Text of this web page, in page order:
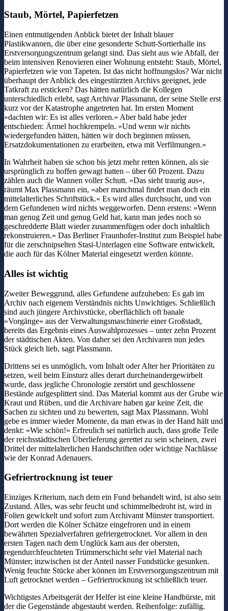
Staub, Mörtel, Papierfetzen
Einen entmutigenden Anblick bietet der Inhalt blauer
Plastikwannen, die über eine gesonderte Schutt-Sortierhalle ins
Erstversorgungszentrum gelangt sind. Das sieht aus wie Abfall, der
beim intensiven Renovieren einer Wohnung entsteht: Staub, Mörtel,
Papierfetzen wie von Tapeten. Ist das nicht hoffnungslos? War nicht
überhaupt der Anblick des eingestürzten Archivs geeignet, jede
Tatkraft zu ersticken? Das hätten natürlich die Kollegen
unterschiedlich erlebt, sagt Archivar Plassmann, der seine Stelle erst
kurz vor der Katastrophe angetreten hat. Im ersten Moment
»dachten wir: Es ist alles verloren.« Aber bald habe jeder
entschieden: Ärmel hochkrempeln. »Und wenn wir nichts
wiedergefunden hätten, hätten wir doch beginnen müssen,
Ersatzdokumentationen zu erarbeiten, etwa mit Verfilmungen.«
In Wahrheit haben sie schon bis jetzt mehr retten können, als sie
ursprünglich zu hoffen gewagt hatten – über 60 Prozent. Dazu
zählen auch die Wannen voller Schutt. »Das sieht traurig aus«,
räumt Max Plassmann ein, »aber manchmal findet man doch ein
mittelalterliches Schriftstück.« Es wird alles durchsucht, und von
dem Gefundenen wird nichts weggeworfen. Denn erstens: »Wenn
man genug Zeit und genug Geld hat, kann man jedes noch so
geschredderte Blatt wieder zusammenfügen oder doch inhaltlich
rekonstruieren.« Das Berliner Fraunhofer-Institut zum Beispiel habe
für die zerschnipselten Stasi-Unterlagen eine Software entwickelt,
die auch für das Kölner Material eingesetzt werden könnte.
Alles ist wichtig
Zweiter Beweggrund, alles Gefundene aufzuheben: Es gab im
Archiv nach eigenem Verständnis nichts Unwichtiges. Schließlich
sind auch jüngere Archivstücke, oberflächlich oft banale
»Vorgänge« aus der Verwaltungsmaschinerie einer Großstadt,
bereits das Ergebnis eines Auswahlprozesses – unter zehn Prozent
der städtischen Akten. Von daher sei den Archivaren nun jedes
Stück gleich lieb, sagt Plassmann.
Drittens sei es unmöglich, vom Inhalt oder Alter her Prioritäten zu
setzen, weil beim Einsturz alles derart durcheinandergewirbelt
wurde, dass jegliche Chronologie zerstört und geschlossene
Bestände aufgesplittert sind. Das Material kommt aus der Grube wie
Kraut und Rüben, und die Archivare haben gar keine Zeit, die
Sachen zu sichten und zu bewerten, sagt Max Plassmann. Wohl
gebe es immer wieder Momente, da man etwas in der Hand hält und
denkt: »Wie schön!« Erfreulich sei natürlich auch, dass große Teile
der reichsstädtischen Überlieferung gerettet zu sein scheinen, zwei
Drittel der mittelalterlichen Handschriften oder wichtige Nachlässe
wie der Konrad Adenauers.
Gefriertrocknung ist teuer
Einziges Kriterium, nach dem ein Fund behandelt wird, ist also sein
Zustand. Alles, was sehr feucht und schimmelbedroht ist, wird in
Folien gewickelt und sofort zum Archivamt Münster transportiert.
Dort werden die Kölner Schätze eingefroren und in einem
bewährten Spezialverfahren gefriergetrocknet. Vor allem in den
ersten Tagen nach dem Unglück kam aus der obersten,
regendurchfeuchteten Trümmerschicht sehr viel Material nach
Münster; inzwischen ist der Anteil nasser Fundstücke gesunken.
Wenig feuchte Stücke aber können im Erstversorgungszentrum mit
Luft getrocknet werden – Gefriertrocknung ist schließlich teuer.
Wichtigstes Arbeitsgerät der Helfer ist eine kleine Handbürste, mit
der die Gegenstände abgestaubt werden. Reihenfolge: zufällig.